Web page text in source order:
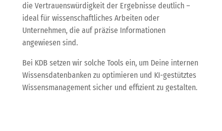
die Vertrauenswürdigkeit der Ergebnisse deutlich –
ideal für wissenschaftliches Arbeiten oder
Unternehmen, die auf präzise Informationen
angewiesen sind.
Bei KDB setzen wir solche Tools ein, um Deine internen
Wissensdatenbanken zu optimieren und KI-gestütztes
Wissensmanagement sicher und effizient zu gestalten.